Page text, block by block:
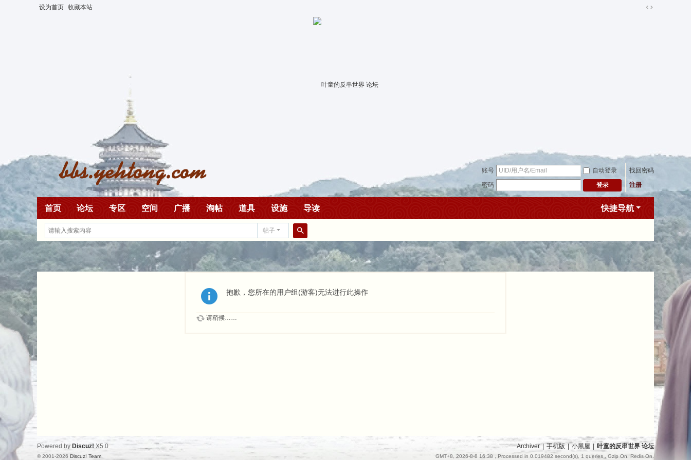
设为首页 收藏本站
账号 自动登录
找回密码
密码
登录 注册
快捷导航
首页 论坛 专区 空间 广播 淘帖 道具 设施 导读
帖子
搜
索
抱歉，您所在的用户组(游客)无法进行此操作
请稍候……
Archiver | 手机版 小黑屋 叶童的反串世界 论坛
GMT+8, 2026-8-8 16:38 , Processed in 0.019482 second(s), 1 queries , Gzip On, Redis On.
Powered by Discuz! X5.0
© 2001-2026 Discuz! Team